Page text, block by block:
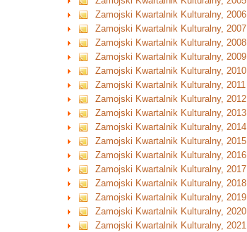
Zamojski Kwartalnik Kulturalny, 2006
Zamojski Kwartalnik Kulturalny, 2007
Zamojski Kwartalnik Kulturalny, 2008
Zamojski Kwartalnik Kulturalny, 2009
Zamojski Kwartalnik Kulturalny, 2010
Zamojski Kwartalnik Kulturalny, 2011
Zamojski Kwartalnik Kulturalny, 2012
Zamojski Kwartalnik Kulturalny, 2013
Zamojski Kwartalnik Kulturalny, 2014
Zamojski Kwartalnik Kulturalny, 2015
Zamojski Kwartalnik Kulturalny, 2016
Zamojski Kwartalnik Kulturalny, 2017
Zamojski Kwartalnik Kulturalny, 2018
Zamojski Kwartalnik Kulturalny, 2019
Zamojski Kwartalnik Kulturalny, 2020
Zamojski Kwartalnik Kulturalny, 2021